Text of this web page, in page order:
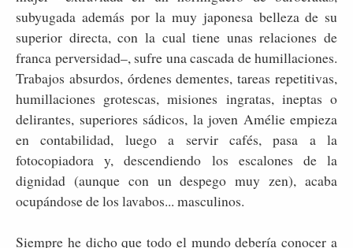
subyugada además por la muy japonesa belleza de su
superior directa, con la cual tiene unas relaciones de
franca perversidad–, sufre una cascada de humillaciones.
Trabajos absurdos, órdenes dementes, tareas repetitivas,
humillaciones grotescas, misiones ingratas, ineptas o
delirantes, superiores sádicos, la joven Amélie empieza
en contabilidad, luego a servir cafés, pasa a la
fotocopiadora y, descendiendo los escalones de la
dignidad (aunque con un despego muy zen), acaba
ocupándose de los lavabos... masculinos.
Siempre he dicho que todo el mundo debería conocer a